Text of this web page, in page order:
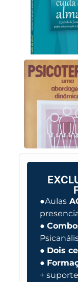
●Aulas
●
● Dois
●
+